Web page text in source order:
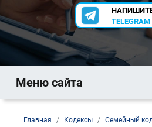
TELEGRAM
Меню сайта
Главная Кодексы Семейный